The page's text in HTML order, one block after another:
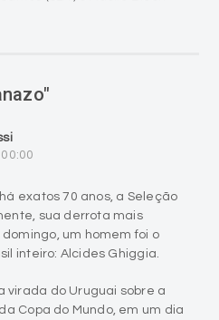
exatos 70 anos, a Seleção
sua derrota mais
inteiro: Alcides Ghiggia.
do Uruguai sobre a
Copa do Mundo, em um dia
Como não foi, o jogo ficou